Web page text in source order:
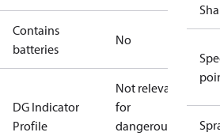
Contains
batteries
No
DG Indicator
Profile
Not relevant
for
dangerous